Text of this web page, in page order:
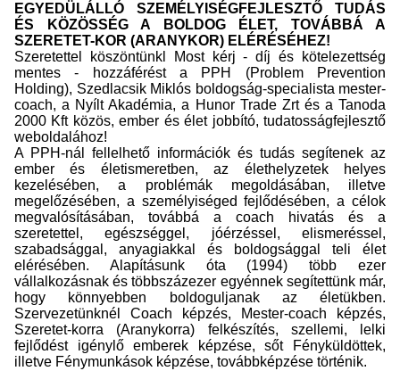
EGYEDÜLÁLLÓ SZEMÉLYISÉGFEJLESZTŐ TUDÁS
ÉS KÖZÖSSÉG A BOLDOG ÉLET, TOVÁBBÁ A
SZERETET-KOR (ARANYKOR) ELÉRÉSÉHEZ!
Szeretettel köszöntünkl Most kérj - díj és kötelezettség
mentes - hozzáférést a PPH (Problem Prevention
Holding), Szedlacsik Miklós boldogság-specialista mester-
coach, a Nyílt Akadémia, a Hunor Trade Zrt és a Tanoda
2000 Kft közös, ember és élet jobbító, tudatosságfejlesztő
weboldalához!
A PPH-nál fellelhető információk és tudás segítenek az
ember és életismeretben, az élethelyzetek helyes
kezelésében, a problémák megoldásában, illetve
megelőzésében, a személyiséged fejlődésében, a célok
megvalósításában, továbbá a coach hivatás és a
szeretettel, egészséggel, jóérzéssel, elismeréssel,
szabadsággal, anyagiakkal és boldogsággal teli élet
elérésében. Alapításunk óta (1994) több ezer
vállalkozásnak és többszázezer egyénnek segítettünk már,
hogy könnyebben boldoguljanak az életükben.
Szervezetünknél Coach képzés, Mester-coach képzés,
Szeretet-korra (Aranykorra) felkészítés, szellemi, lelki
fejlődést igénylő emberek képzése, sőt Fényküldöttek,
illetve Fénymunkások képzése, továbbképzése történik.